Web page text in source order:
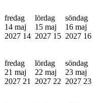
fredag
14 maj
2027 14
lördag
15 maj
2027 15
söndag
16 maj
2027 16
fredag
21 maj
2027 21
lördag
22 maj
2027 22
söndag
23 maj
2027 23